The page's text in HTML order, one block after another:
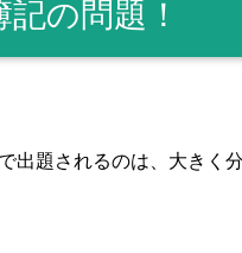
の問題！
出題されるのは、大きく